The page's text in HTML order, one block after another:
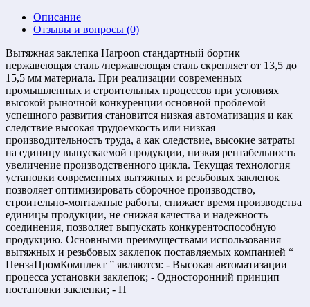
Описание
Отзывы и вопросы (0)
Вытяжная заклепка Harpoon стандартный бортик
нержавеющая сталь /нержавеющая сталь скрепляет от 13,5 до
15,5 мм материала. При реализации современных
промышленных и строительных процессов при условиях
высокой рыночной конкуренции основной проблемой
успешного развития становится низкая автоматизация и как
следствие высокая трудоемкость или низкая
производительность труда, а как следствие, высокие затраты
на единицу выпускаемой продукции, низкая рентабельность
увеличение производственного цикла. Текущая технология
установки современных вытяжных и резьбовых заклепок
позволяет оптимизировать сборочное производство,
строительно-монтажные работы, снижает время производства
единицы продукции, не снижая качества и надежность
соединения, позволяет выпускать конкурентоспособную
продукцию. Основными преимуществами использования
вытяжных и резьбовых заклепок поставляемых компанией “
ПензаПромКомплект ” являются: - Высокая автоматизации
процесса установки заклепок; - Односторонний принцип
постановки заклепки; - П